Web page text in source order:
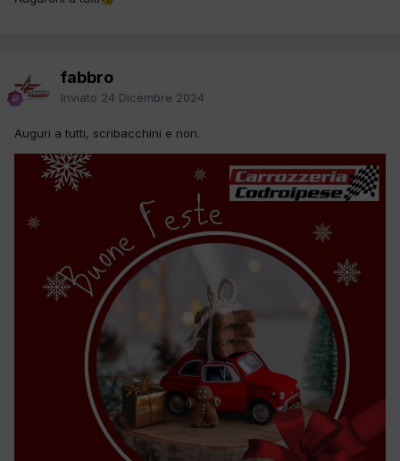
fabbro
Inviato 24 Dicembre 2024
Auguri a tutti, scribacchini e non.